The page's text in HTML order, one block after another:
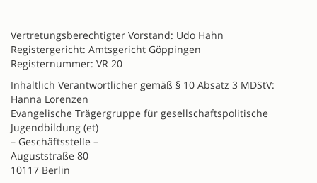
Vertretungsberechtigter Vorstand: Udo Hahn
Registergericht: Amtsgericht Göppingen
Registernummer: VR 20
Inhaltlich Verantwortlicher gemäß § 10 Absatz 3 MDStV:
Hanna Lorenzen
Evangelische Trägergruppe für gesellschaftspolitische
Jugendbildung (et)
– Geschäftsstelle –
Auguststraße 80
10117 Berlin